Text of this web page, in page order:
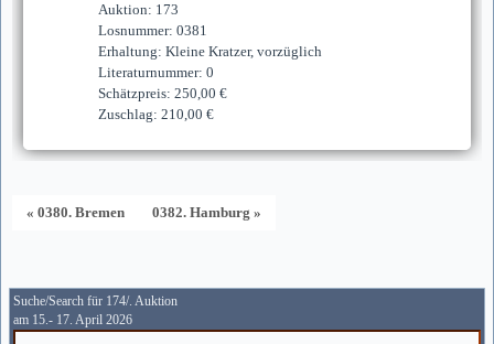
Auktion: 173
Losnummer: 0381
Erhaltung: Kleine Kratzer, vorzüglich
Literaturnummer: 0
Schätzpreis: 250,00 €
Zuschlag: 210,00 €
« 0380. Bremen 0382. Hamburg »
Suche/Search für 174/. Auktion
am 15.- 17. April 2026